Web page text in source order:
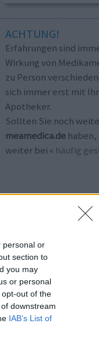
personal or
section to
you may
or personal
out of the
downstream
IAB’s List of
ACHTUNG!
Erfahrungen sind
Wirkung von
zu Person
sich immer erst mit
Apotheker.
Sollten Sie noch
meamedica.de
weiter bei « häufig